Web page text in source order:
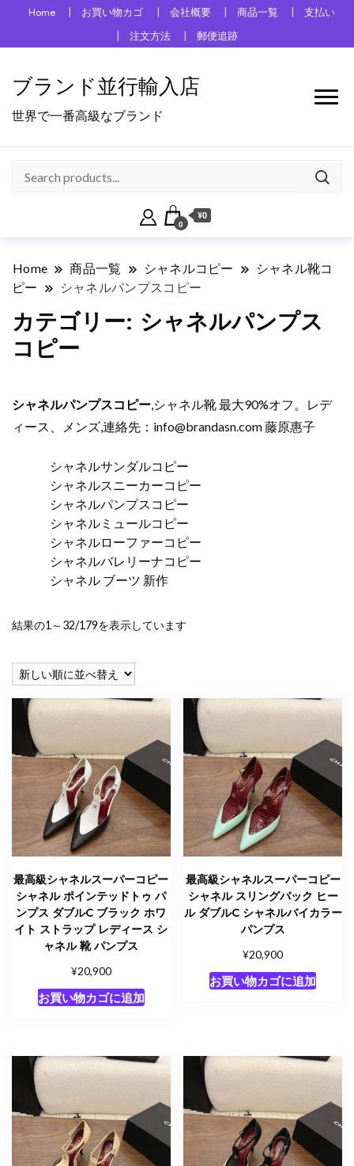
Home お買い物カゴ 会社概要 商品一覧
支払い
注文方法
郵便追跡
ブランド並行輸入店
世界で一番高級なブランド
0
¥0
Home 商品一覧 シャネルコピー
シャネル靴コ
ピー
シャネルパンプスコピー
カテゴリー: シャネルパンプス
コピー
シャネルパンプスコピー,シャネル靴 最大90%オフ。レデ
ィース、メンズ,連絡先： info@brandasn.com藤原惠子
シャネルサンダルコピー
シャネルスニーカーコピー
シャネルパンプスコピー
シャネルミュールコピー
シャネルローファーコピー
シャネルバレリーナコピー
シャネル ブーツ 新作
結果の1～32/179を表示しています
最高級シャネルスーパーコピー
シャネル ポインテッドトゥ パ
ンプス ダブルC ブラック ホワ
イト ストラップ レディース シ
ャネル 靴 パンプス
¥20,900
お買い物カゴに追加
最高級シャネルスーパーコピー
シャネル スリングバック ヒー
ル ダブルC シャネルバイカラー
パンプス
¥20,900
お買い物カゴに追加